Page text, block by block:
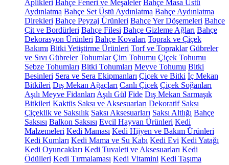
Aplikleri Bahçe Feneri ve Meşaleler Bahçe Masa Üstü
Aydınlatma Bahçe Set Üstü Aydınlatma Bahçe Aydınlatma
Direkleri Bahçe Peyzaj Ürünleri Bahçe Yer Döşemeleri Bahçe
Çit ve Bordürleri Bahçe Filesi Bahçe Gizleme Ağları Bahçe
Dekorasyon Ürünleri Bahçe Kovaları Toprak ve Çiçek
Bakımı Bitki Yetiştirme Ürünleri Torf ve Topraklar Gübreler
ve Sıvı Gübreler Tohumlar Çim Tohumu Çiçek Tohumu
Sebze Tohumları Bitki Tohumları Meyve Tohumu Bitki
Besinleri Sera ve Sera Ekipmanları Çiçek ve Bitki İç Mekan
Bitkileri Dış Mekan Ağaçları Canlı Çiçek Çiçek Soğanları
Aşılı Meyve Fidanları Aşılı Gül Fide Dış Mekan Sarmaşık
Bitkileri Kaktüs Saksı ve Aksesuarları Dekoratif Saksı
Çiçeklik ve Saksılık Saksı Aksesuarları Saksı Altlığı Bahçe
Saksısı Balkon Saksısı Evcil Hayvan Ürünleri Kedi
Malzemeleri Kedi Maması Kedi Hijyen ve Bakım Ürünleri
Kedi Kumları Kedi Mama ve Su Kabı Kedi Evi Kedi Yatağı
Kedi Oyuncakları Kedi Tuvaleti ve Aksesuarları Kedi
Ödülleri Kedi Tırmalaması Kedi Vitamini Kedi Taşıma